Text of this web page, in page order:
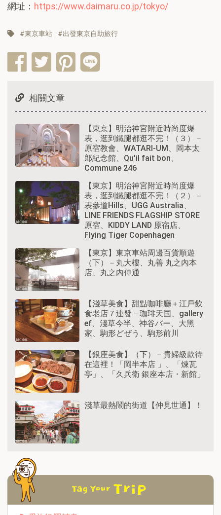
網址： https://www.daimaru.co.jp/tokyo/
東京車站 出發東京自助旅行
相關文章
【東京】明治神宮附近時尚度爆
表，逛到鐵腿都逛不完！（３）－
原宿教會、WATARI-UM、岡本太
郎紀念館、Qu'il fait bon、
Commune 246
【東京】明治神宮附近時尚度爆
表，逛到鐵腿都逛不完！（２）－
表參道Hills、UGG Australia、
LINE FRIENDS FLAGSHIP STORE
原宿、KIDDY LAND 原宿店、
Flying Tiger Copenhagen
【東京】東京車站周邊百貨順遊
（下）－丸大樓、丸善 丸之內本
店、丸之內仲通
【淺草美食】甜點咖啡廳＋江戶飲
食老店７連發－珈琲天国、gallery
ef、淺草今半、神谷バー、大黑
家、駒形どぜう、駒形前川
【銀座美食】（下）－貴婦級款待
在這裡！「岡半本店 」、「煉瓦
亭」、「久兵衛 銀座本店・新館」
淺草最熱鬧的街道【仲見世通】！